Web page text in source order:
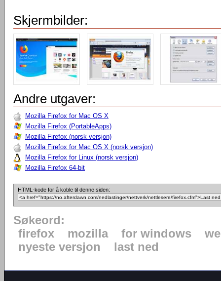
Skjermbilder:
Andre utgaver:
Mozilla Firefox for Mac OS X
Mozilla Firefox (PortableApps)
Mozilla Firefox (norsk versjon)
Mozilla Firefox for Mac OS X (norsk versjon)
Mozilla Firefox for Linux (norsk versjon)
Mozilla Firefox 64-bit
HTML-kode for å koble til denne siden:
Søkeord:
firefox
mozilla for windows
nyeste versjon
last ned